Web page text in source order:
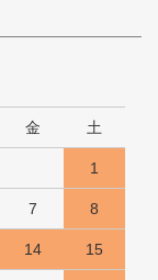
金 土
1
7 8
14 15